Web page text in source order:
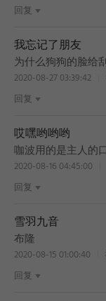
BEST
BEST
回复
我忘记了朋友
为什么狗狗的脸给
2020-08-27 03:39:42
回复
哎嘿哟哟哟
咖波用的是主人的
2020-08-16 04:45:00
回复
雪羽九音
布隆
2020-08-15 01:00:40
回复